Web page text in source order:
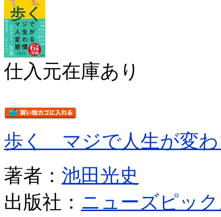
仕入元在庫あり
歩く マジで人生が変わ
著者： 池田光史
出版社： ニューズピッ